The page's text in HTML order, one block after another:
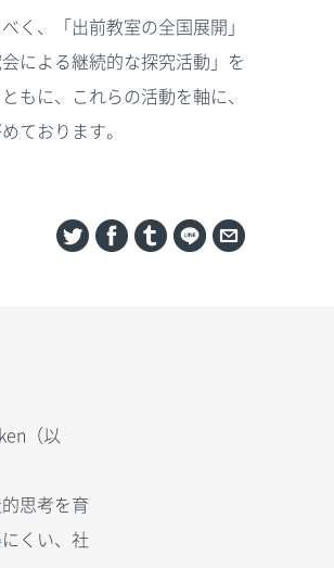
く、「出前教室の全国展開」
による継続的な探究活動」を
もに、これらの活動を軸に、
ております。
（以
思考を育
くい、社